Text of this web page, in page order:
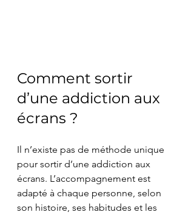
Comment sortir
d’une addiction aux
écrans ?
Il n’existe pas de méthode unique
pour sortir d’une addiction aux
écrans. L’accompagnement est
adapté à chaque personne, selon
son histoire, ses habitudes et les